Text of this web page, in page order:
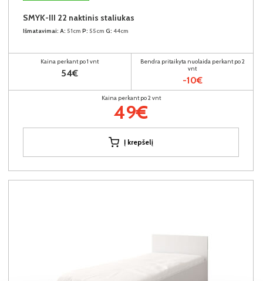
SMYK-III 22 naktinis staliukas
Išmatavimai: A: 51cm P: 55cm G: 44cm
Kaina perkant po 1 vnt
54€
Bendra pritaikyta nuolaida perkant po 2
vnt
-10€
Kaina perkant po 2 vnt
49€
Į krepšelį